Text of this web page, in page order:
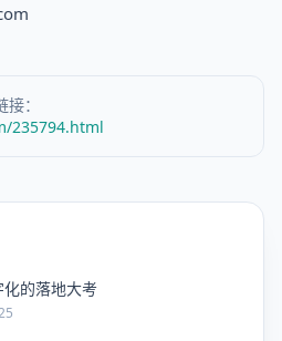
：
235794.html
的落地大考